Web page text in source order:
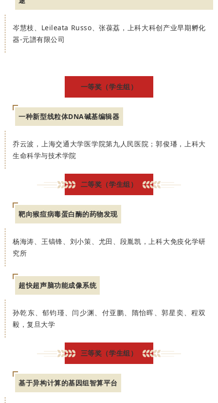
岑慧枝、Leileata Russo、张葆荔，上科大科创产业早期孵化
器-元譜有限公司
一等奖（学生组）
一种新型线粒体DNA碱基编辑器
乔云波，上海交通大学医学院第九人民医院；郭俊璠，上科大
生命科学与技术学院
二等奖（学生组）
靶向猴痘病毒蛋白酶的药物发现
杨海涛、王镐锋、刘小策、尤田、段胤凯，上科大免疫化学研
究所
超快超声脑功能成像系统
孙乾东、郁钧瑾、闫少渊、付亚鹏、隋怡晖、郭星奕、程双
毅，复旦大学
三等奖（学生组）
基于异构计算的基因组智算平台